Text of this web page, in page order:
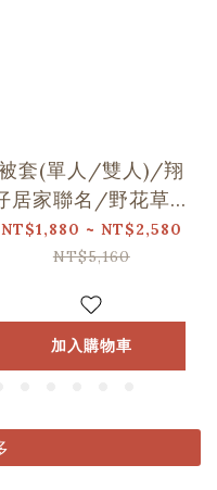
套(單人/雙人)/翔
居家聯名/野花草與
蝴蝶
NT$1,880 ~ NT$2,580
NT$5,160
加入購物車